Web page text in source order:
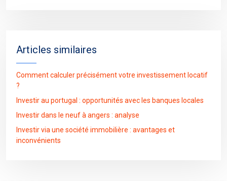
Articles similaires
Comment calculer précisément votre investissement locatif
?
Investir au portugal : opportunités avec les banques locales
Investir dans le neuf à angers : analyse
Investir via une société immobilière : avantages et
inconvénients